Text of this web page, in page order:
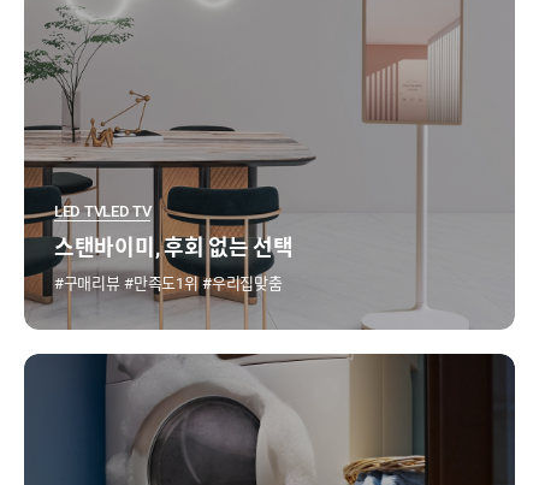
LED TVLED TV
스탠바이미, 후회 없는 선택
구매리뷰 만족도1위 우리집맞춤